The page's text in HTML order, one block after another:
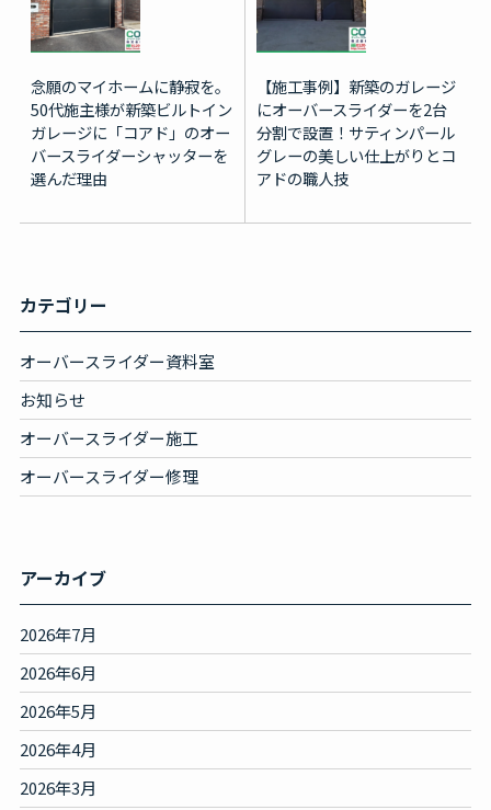
念願のマイホームに静寂を。
50代施主様が新築ビルトイン
ガレージに「コアド」のオー
バースライダーシャッターを
選んだ理由
【施工事例】新築のガレージ
にオーバースライダーを2台
分割で設置！サティンパール
グレーの美しい仕上がりとコ
アドの職人技
カテゴリー
オーバースライダー資料室
お知らせ
オーバースライダー施工
オーバースライダー修理
アーカイブ
2026年7月
2026年6月
2026年5月
2026年4月
2026年3月